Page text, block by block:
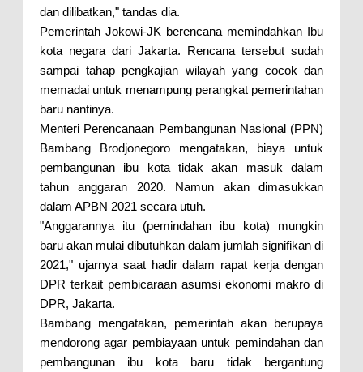
dan dilibatkan," tandas dia.
Pemerintah Jokowi-JK berencana memindahkan Ibu
kota negara dari Jakarta. Rencana tersebut sudah
sampai tahap pengkajian wilayah yang cocok dan
memadai untuk menampung perangkat pemerintahan
baru nantinya.
Menteri Perencanaan Pembangunan Nasional (PPN)
Bambang Brodjonegoro mengatakan, biaya untuk
pembangunan ibu kota tidak akan masuk dalam
tahun anggaran 2020. Namun akan dimasukkan
dalam APBN 2021 secara utuh.
"Anggarannya itu (pemindahan ibu kota) mungkin
baru akan mulai dibutuhkan dalam jumlah signifikan di
2021," ujarnya saat hadir dalam rapat kerja dengan
DPR terkait pembicaraan asumsi ekonomi makro di
DPR, Jakarta.
Bambang mengatakan, pemerintah akan berupaya
mendorong agar pembiayaan untuk pemindahan dan
pembangunan ibu kota baru tidak bergantung